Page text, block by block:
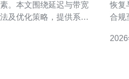
。本文围绕延迟与带宽
及优化策略，提供系统
恢复
合规
与审